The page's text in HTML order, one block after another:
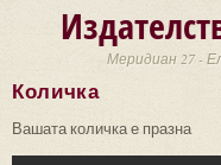
Меридиан 27 -
Количка
Вашата количка е празна